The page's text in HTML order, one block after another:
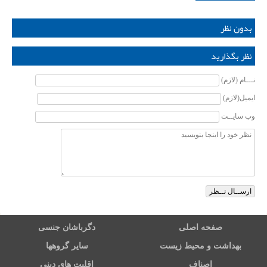
بدون نظر
نظر بگذارید
نـــام (لازم)
ایمیل(لازم)
وب سایــت
صفحه اصلی دگرباشان جنسی
بهداشت و محیط زیست سایر گروهها
اصناف اقلیت های دینی